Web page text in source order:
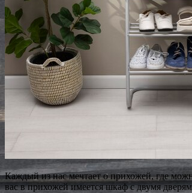
Каждый из нас мечтает о прихожей, где
вас в прихожей имеется шкаф с двумя